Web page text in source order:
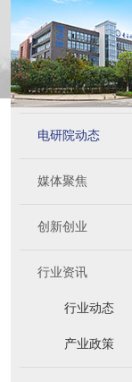
电研院动态
媒体聚焦
创新创业
行业资讯
行业动态
产业政策